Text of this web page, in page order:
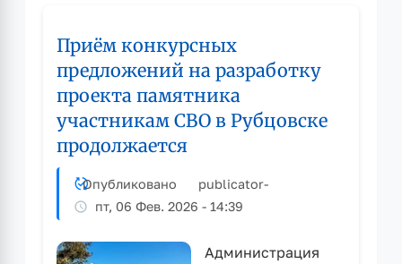
книги
о
Надежде
Ремнёвой
–
почетном
Алтайского
края,
краевого
Приём конкурсных
предложений на разработку
проекта памятника
участникам СВО в Рубцовске
продолжается
Опубликовано publicator-
пт, 06 Фев. 2026 - 14:39
Администрация